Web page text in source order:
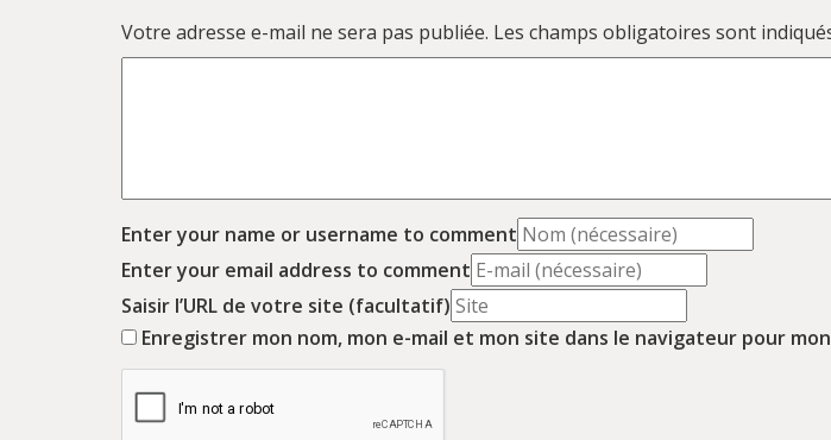
Votre adresse e-mail ne sera pas publiée. Les champs obligatoires sont
Enter your name or username to comment
Enter your email address to comment
Saisir l’URL de votre site (facultatif)
Enregistrer mon nom, mon e-mail et mon site dans le navigateur pour